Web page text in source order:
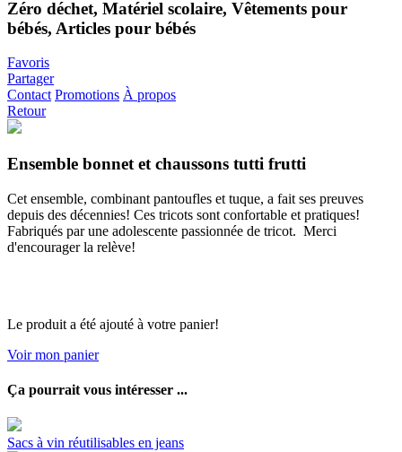
Zéro déchet, Matériel scolaire, Vêtements pour
bébés, Articles pour bébés
Favoris
Partager
Contact Promotions À propos
Retour
Ensemble bonnet et chaussons tutti frutti
Cet ensemble, combinant pantoufles et tuque, a fait ses preuves
depuis des décennies! Ces tricots sont confortable et pratiques!
Fabriqués par une adolescente passionnée de tricot. Merci
d'encourager la relève!
Le produit a été ajouté à votre panier!
Voir mon panier
Ça pourrait vous intéresser ...
Sacs à vin réutilisables en jeans